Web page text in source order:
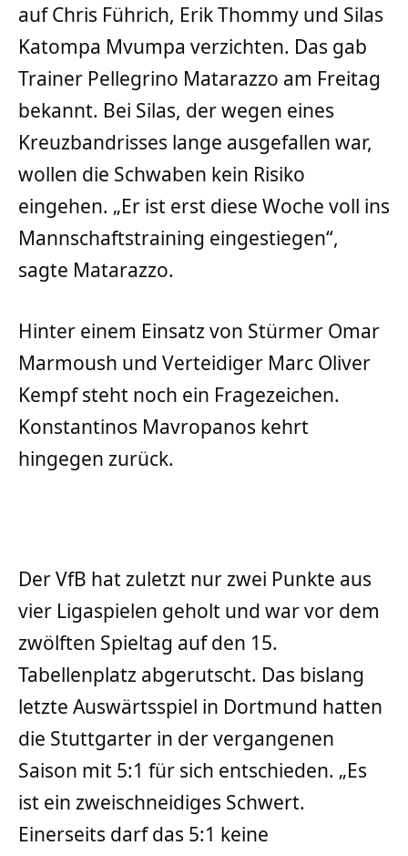
auf Chris Führich, Erik Thommy und Silas
Katompa Mvumpa verzichten. Das gab
Trainer Pellegrino Matarazzo am Freitag
bekannt. Bei Silas, der wegen eines
Kreuzbandrisses lange ausgefallen war,
wollen die Schwaben kein Risiko
eingehen. „Er ist erst diese Woche voll ins
Mannschaftstraining eingestiegen“,
sagte Matarazzo.
Hinter einem Einsatz von Stürmer Omar
Marmoush und Verteidiger Marc Oliver
Kempf steht noch ein Fragezeichen.
Konstantinos Mavropanos kehrt
hingegen zurück.
Der VfB hat zuletzt nur zwei Punkte aus
vier Ligaspielen geholt und war vor dem
zwölften Spieltag auf den 15.
Tabellenplatz abgerutscht. Das bislang
letzte Auswärtsspiel in Dortmund hatten
die Stuttgarter in der vergangenen
Saison mit 5:1 für sich entschieden. „Es
ist ein zweischneidiges Schwert.
Einerseits darf das 5:1 keine